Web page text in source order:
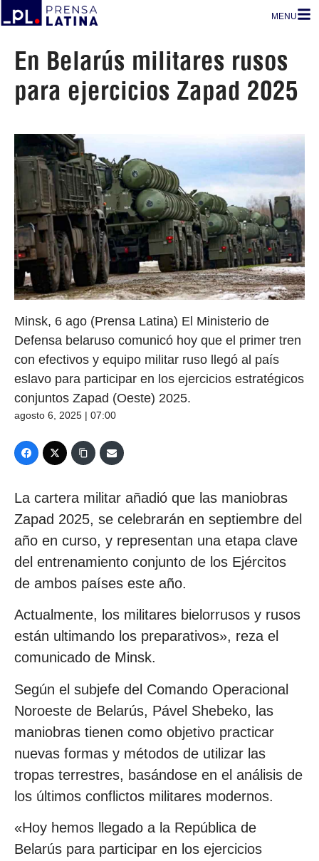
MENU
En Belarús militares rusos
para ejercicios Zapad 2025
Minsk, 6 ago (Prensa Latina) El Ministerio de
Defensa belaruso comunicó hoy que el primer tren
con efectivos y equipo militar ruso llegó al país
eslavo para participar en los ejercicios estratégicos
conjuntos Zapad (Oeste) 2025.
agosto 6, 2025 | 07:00
La cartera militar añadió que las maniobras
Zapad 2025, se celebrarán en septiembre del
año en curso, y representan una etapa clave
del entrenamiento conjunto de los Ejércitos
de ambos países este año.
Actualmente, los militares bielorrusos y rusos
están ultimando los preparativos», reza el
comunicado de Minsk.
Según el subjefe del Comando Operacional
Noroeste de Belarús, Pável Shebeko, las
maniobras tienen como objetivo practicar
nuevas formas y métodos de utilizar las
tropas terrestres, basándose en el análisis de
los últimos conflictos militares modernos.
«Hoy hemos llegado a la República de
Belarús para participar en los ejercicios